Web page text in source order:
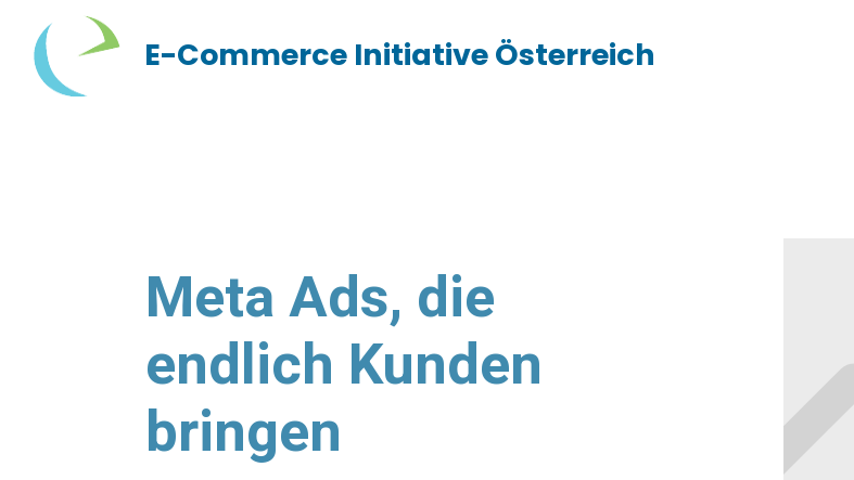
E-Commerce Initiative Österreich
Meta Ads, die
endlich Kunden
bringen